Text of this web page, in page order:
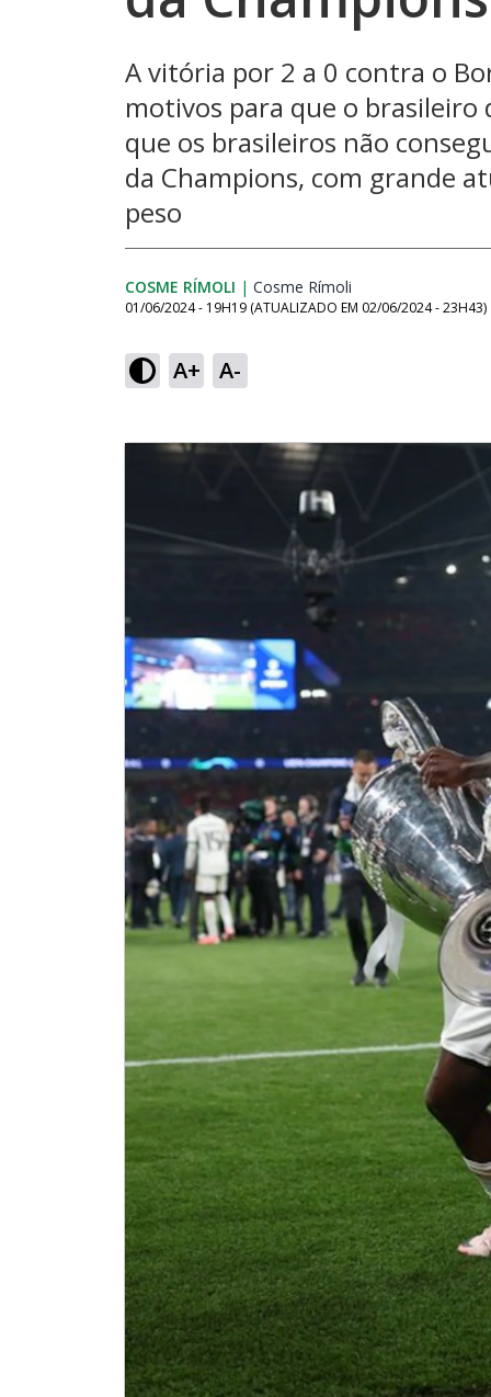
A vitória por 2 a 0 contra o
motivos para que o brasileiro
que os brasileiros não
da Champions, com grande
peso
COSME RÍMOLI | Cosme Rímoli
01/06/2024 - 19H19 (ATUALIZADO EM 02/06/2024 - 23H43)
A+ A-